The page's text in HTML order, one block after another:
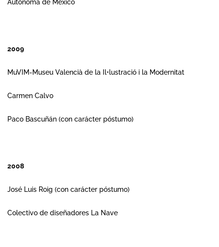
Autónoma de México
2009
MuVIM-Museu Valencià de la Il•lustració i la Modernitat
Carmen Calvo
Paco Bascuñán (con carácter póstumo)
2008
José Luis Roig (con carácter póstumo)
Colectivo de diseñadores La Nave